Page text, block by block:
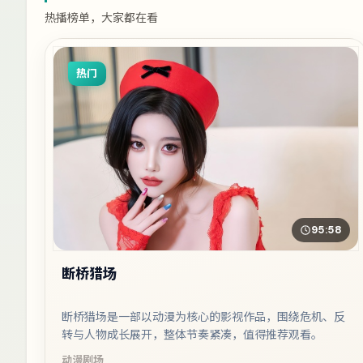
热播榜单，大家都在看
热门
95:58
断桥猎场
断桥猎场是一部以动漫为核心的影视作品，围绕危机、反
转与人物成长展开，整体节奏紧凑，值得推荐观看。
动漫剧场